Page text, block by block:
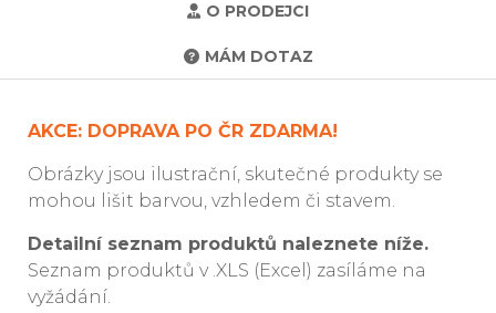
O PRODEJCI
MÁM DOTAZ
AKCE: DOPRAVA PO ČR ZDARMA!
Obrázky jsou ilustrační, skutečné produkty se
mohou lišit barvou, vzhledem či stavem.
Detailní seznam produktů naleznete níže.
Seznam produktů v .XLS (Excel) zasíláme na
vyžádání.